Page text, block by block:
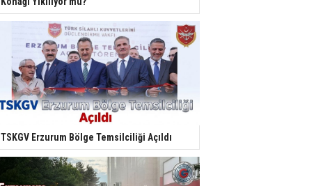
TSKGV Erzurum Bölge Temsilciliği Açıldı